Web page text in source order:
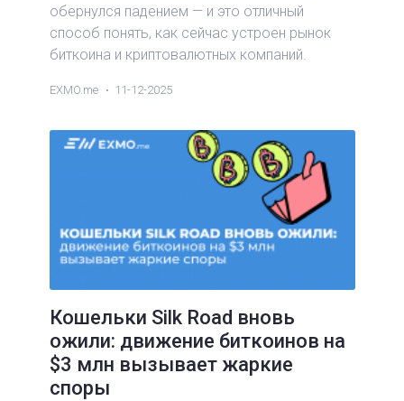
обернулся падением — и это отличный
способ понять, как сейчас устроен рынок
биткоина и криптовалютных компаний.
EXMO.me 11-12-2025
Кошельки Silk Road вновь
ожили: движение биткоинов на
$3 млн вызывает жаркие
споры